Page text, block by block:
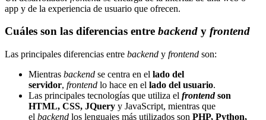
app y de la experiencia de usuario que ofrecen.
Cuáles son las diferencias entre backend y frontend
Las principales diferencias entre backend y frontend son:
Mientras backend se centra en el lado del
servidor, frontend lo hace en el lado del usuario.
Las principales tecnologías que utiliza el frontendson
HTML, CSS, JQuery y JavaScript, mientras que
el backend los lenguajes más utilizados son PHP, Python,